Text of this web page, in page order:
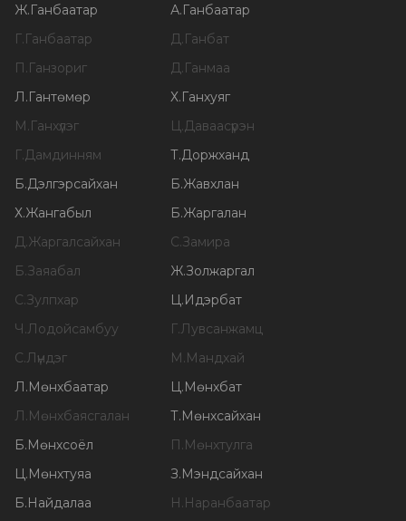
Ж.Ганбаатар А.Ганбаатар
Г.Ганбаатар Д.Ганбат
П.Ганзориг Д.Ганмаа
Л.Гантөмөр Х.Ганхуяг
М.Ганхүлэг Ц.Даваасүрэн
Г.Дамдинням Т.Доржханд
Б.Дэлгэрсайхан Б.Жавхлан
Х.Жангабыл Б.Жаргалан
Д.Жаргалсайхан С.Замира
Б.Заяабал Ж.Золжаргал
С.Зулпхар Ц.Идэрбат
Ч.Лодойсамбуу Г.Лувсанжамц
С.Лүндэг М.Мандхай
Л.Мөнхбаатар Ц.Мөнхбат
Л.Мөнхбаясгалан Т.Мөнхсайхан
Б.Мөнхсоёл П.Мөнхтулга
Ц.Мөнхтуяа З.Мэндсайхан
Б.Найдалаа Н.Наранбаатар